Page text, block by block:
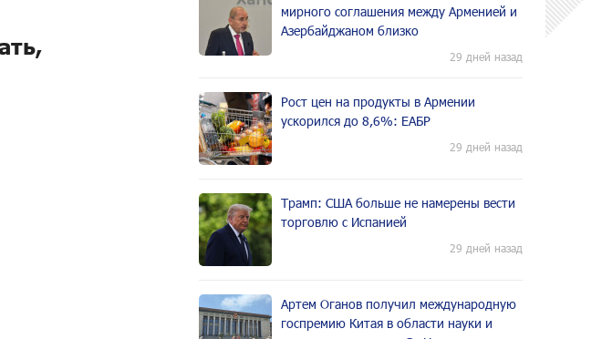
мирного соглашения между Арменией и
Азербайджаном близко
29 дней назад
Рост цен на продукты в Армении
ускорился до 8,6%: ЕАБР
29 дней назад
Трамп: США больше не намерены вести
торговлю с Испанией
29 дней назад
Артем Оганов получил международную
госпремию Китая в области науки и